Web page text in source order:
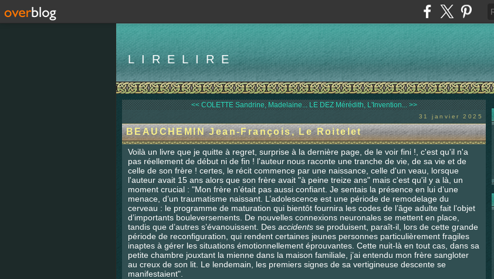
LIRELIRE
<< COLETTE Sandrine, Madelaine... LE DEZ Mérédith, L'Invention... >>
31 janvier 2025
BEAUCHEMIN Jean-François, Le Roitelet
Voilà un livre que je quitte à regret, surprise à la dernière page, de le voir fini !, c'est qu'il n'a
pas réellement de début ni de fin ! l'auteur nous raconte une tranche de vie, de sa vie et de
celle de son frère ! certes, le récit commence par une naissance, celle d'un veau, lorsque
l'auteur avait 15 ans alors que son frère avait "à peine treize ans" mais c'est qu'il y a là, un
moment crucial : "Mon frère n’était pas aussi confiant. Je sentais la présence en lui d’une
menace, d’un traumatisme naissant. L’adolescence est une période de remodelage du
cerveau : le programme de maturation qui bientôt fournira les codes de l’âge adulte fait l’objet
d’importants bouleversements. De nouvelles connexions neuronales se mettent en place,
tandis que d’autres s’évanouissent. Des accidents se produisent, paraît-il, lors de cette grande
période de reconfiguration, qui rendent certaines jeunes personnes particulièrement fragiles
inaptes à gérer les situations émotionnellement éprouvantes. Cette nuit-là en tout cas, dans sa
petite chambre jouxtant la mienne dans la maison familiale, j’ai entendu mon frère sangloter
au creux de son lit. Le lendemain, les premiers signes de sa vertigineuse descente se
manifestaient".